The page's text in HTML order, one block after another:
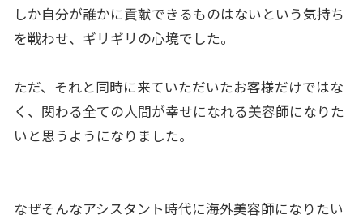
しか自分が誰かに貢献できるものはないという気持ち
を戦わせ、ギリギリの心境でした。
ただ、それと同時に来ていただいたお客様だけではな
く、関わる全ての人間が幸せになれる美容師になりた
いと思うようになりました。
なぜそんなアシスタント時代に海外美容師になりたい